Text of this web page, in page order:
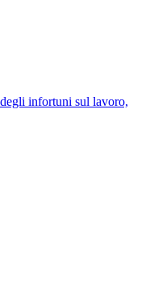
infortuni sul lavoro,